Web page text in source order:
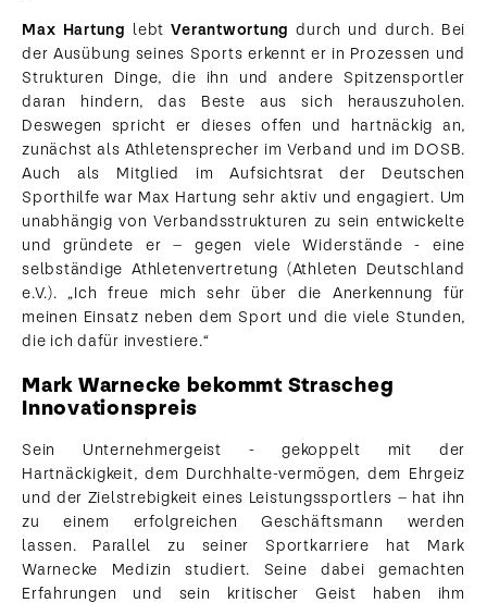
Max Hartung lebtVerantwortung durch und durch. Bei
der Ausübung seines Sports erkennt er in Prozessen und
Strukturen Dinge, die ihn und andere Spitzensportler
daran hindern, das Beste aus sich herauszuholen.
Deswegen spricht er dieses offen und hartnäckig an,
zunächst als Athletensprecher im Verband und im DOSB.
Auch als Mitglied im Aufsichtsrat der Deutschen
Sporthilfe war Max Hartung sehr aktiv und engagiert. Um
unabhängig von Verbandsstrukturen zu sein entwickelte
und gründete er – gegen viele Widerstände - eine
selbständige Athletenvertretung (Athleten Deutschland
e.V.). „Ich freue mich sehr über die Anerkennung für
meinen Einsatz neben dem Sport und die viele Stunden,
die ich dafür investiere.“
Mark Warnecke bekommt Strascheg
Innovationspreis
Sein Unternehmergeist - gekoppelt mit der
Hartnäckigkeit, dem Durchhalte-vermögen, dem Ehrgeiz
und der Zielstrebigkeit eines Leistungssportlers – hat ihn
zu einem erfolgreichen Geschäftsmann werden
lassen. Parallel zu seiner Sportkarriere hat Mark
Warnecke Medizin studiert. Seine dabei gemachten
Erfahrungen und sein kritischer Geist haben ihm